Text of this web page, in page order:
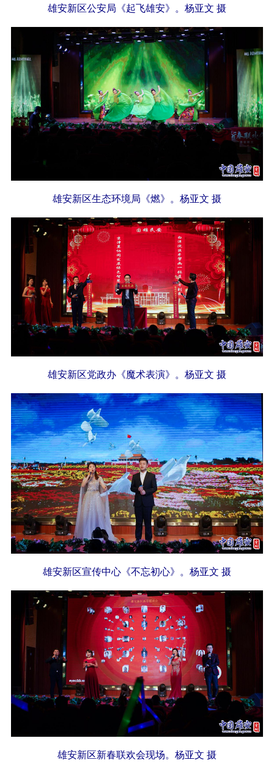
雄安新区公安局《起飞雄安》。杨亚文 摄
雄安新区生态环境局《燃》。杨亚文 摄
雄安新区党政办《魔术表演》。杨亚文 摄
雄安新区宣传中心《不忘初心》。杨亚文 摄
雄安新区新春联欢会现场。杨亚文 摄